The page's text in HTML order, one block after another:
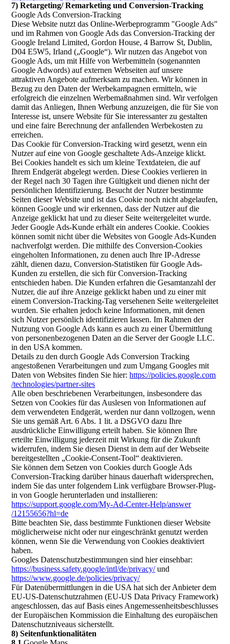
7) Retargeting/ Remarketing und Conversion-Tracking
Google Ads Conversion-Tracking
Diese Website nutzt das Online-Werbeprogramm "Google Ads"
und im Rahmen von Google Ads das Conversion-Tracking der
Google Ireland Limited, Gordon House, 4 Barrow St, Dublin,
D04 E5W5, Irland („Google“). Wir nutzen das Angebot von
Google Ads, um mit Hilfe von Werbemitteln (sogenannten
Google Adwords) auf externen Webseiten auf unsere
attraktiven Angebote aufmerksam zu machen. Wir können in
Bezug zu den Daten der Werbekampagnen ermitteln, wie
erfolgreich die einzelnen Werbemaßnahmen sind. Wir verfolgen
damit das Anliegen, Ihnen Werbung anzuzeigen, die für Sie von
Interesse ist, unsere Website für Sie interessanter zu gestalten
und eine faire Berechnung der anfallenden Werbekosten zu
erreichen.
Das Cookie für Conversion-Tracking wird gesetzt, wenn ein
Nutzer auf eine von Google geschaltete Ads-Anzeige klickt.
Bei Cookies handelt es sich um kleine Textdateien, die auf
Ihrem Endgerät abgelegt werden. Diese Cookies verlieren in
der Regel nach 30 Tagen ihre Gültigkeit und dienen nicht der
persönlichen Identifizierung. Besucht der Nutzer bestimmte
Seiten dieser Website und ist das Cookie noch nicht abgelaufen,
können Google und wir erkennen, dass der Nutzer auf die
Anzeige geklickt hat und zu dieser Seite weitergeleitet wurde.
Jeder Google Ads-Kunde erhält ein anderes Cookie. Cookies
können somit nicht über die Websites von Google Ads-Kunden
nachverfolgt werden. Die mithilfe des Conversion-Cookies
eingeholten Informationen, zu denen auch Ihre IP-Adresse
zählt, dienen dazu, Conversion-Statistiken für Google Ads-
Kunden zu erstellen, die sich für Conversion-Tracking
entschieden haben. Die Kunden erfahren die Gesamtanzahl der
Nutzer, die auf ihre Anzeige geklickt haben und zu einer mit
einem Conversion-Tracking-Tag versehenen Seite weitergeleitet
wurden. Sie erhalten jedoch keine Informationen, mit denen
sich Nutzer persönlich identifizieren lassen. Im Rahmen der
Nutzung von Google Ads kann es auch zu einer Übermittlung
von personenbezogenen Daten an die Server der Google LLC.
in den USA kommen.
Details zu den durch Google Ads Conversion Tracking
angestoßenen Verarbeitungen und zum Umgang Googles mit
Daten von Websites finden Sie hier:https://policies.google.com
/technologies/partner-sites
Alle oben beschriebenen Verarbeitungen, insbesondere das
Setzen von Cookies für das Auslesen von Informationen auf
dem verwendeten Endgerät, werden nur dann vollzogen, wenn
Sie uns gemäß Art. 6 Abs. 1 lit. a DSGVO dazu Ihre
ausdrückliche Einwilligung erteilt haben. Sie können Ihre
erteilte Einwilligung jederzeit mit Wirkung für die Zukunft
widerrufen, indem Sie diesen Dienst in dem auf der Webseite
bereitgestellten „Cookie-Consent-Tool“ deaktivieren.
Sie können dem Setzen von Cookies durch Google Ads
Conversion-Tracking darüber hinaus dauerhaft widersprechen,
indem Sie das unter folgendem Link verfügbare Browser-Plug-
in von Google herunterladen und installieren:
https://support.google.com/My-Ad-Center-Help/answer
/12155656?hl=de
Bitte beachten Sie, dass bestimmte Funktionen dieser Website
möglicherweise nicht oder nur eingeschränkt genutzt werden
können, wenn Sie die Verwendung von Cookies deaktiviert
haben.
Googles Datenschutzbestimmungen sind hier einsehbar:
https://business.safety.google/intl/de/privacy/und
https://www.google.de/policies/privacy/
Für Datenübermittlungen in die USA hat sich der Anbieter dem
EU-US-Datenschutzrahmen (EU-US Data Privacy Framework)
angeschlossen, das auf Basis eines Angemessenheitsbeschlusses
der Europäischen Kommission die Einhaltung des europäischen
Datenschutzniveaus sicherstellt.
8) Seitenfunktionalitäten